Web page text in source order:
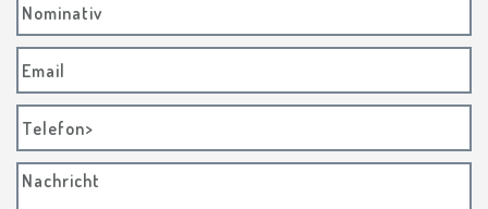
Nominativ
Email
Telefon>
Nachricht